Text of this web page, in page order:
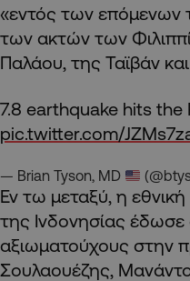
«εντός των
των ακτών των
Παλάου, της Ταϊβάν
7.8 earthquake hits the
pic.twitter.com/
— Brian Tyson, MD
Εν τω μεταξύ, η
της Ινδονησίας έδωσε
αξιωματούχους στην
Σουλαουέζης,